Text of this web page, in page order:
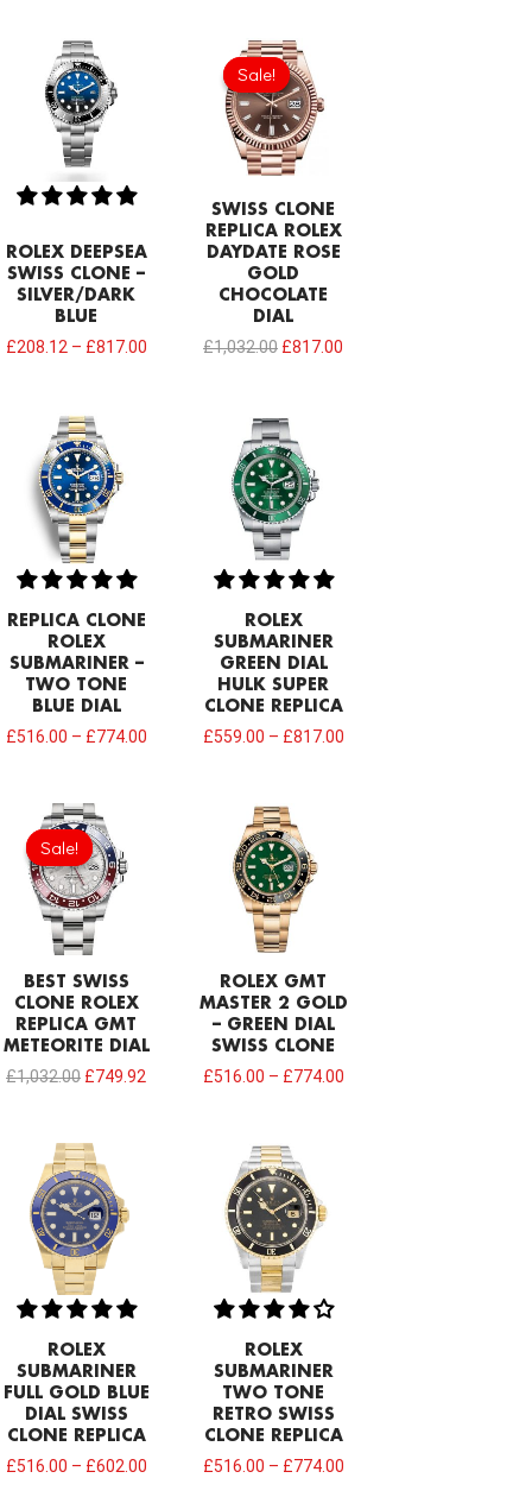
ROLEX DEEPSEA
SWISS CLONE –
SILVER/DARK
BLUE
£208.12 – £817.00
Sale!
Sale!
SWISS CLONE
REPLICA ROLEX
DAYDATE ROSE
GOLD
CHOCOLATE
DIAL
£1,032.00
Original
price
was:
£1,032.00.
£817.00
REPLICA CLONE
ROLEX
SUBMARINER –
TWO TONE
BLUE DIAL
£516.00 – £774.00
ROLEX
SUBMARINER
GREEN DIAL
HULK SUPER
CLONE REPLICA
£559.00 – £817.00
Sale!
Sale!
BEST SWISS
CLONE ROLEX
REPLICA GMT
METEORITE DIAL
£1,032.00
Original
price
was:
£1,032.00.
£749.92
ROLEX GMT
MASTER 2 GOLD
– GREEN DIAL
SWISS CLONE
£516.00 – £774.00
ROLEX
SUBMARINER
FULL GOLD BLUE
DIAL SWISS
CLONE REPLICA
£516.00 – £602.00
ROLEX
SUBMARINER
TWO TONE
RETRO SWISS
CLONE REPLICA
£516.00 – £774.00